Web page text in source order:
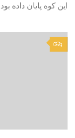
این کوه پایان داده
0